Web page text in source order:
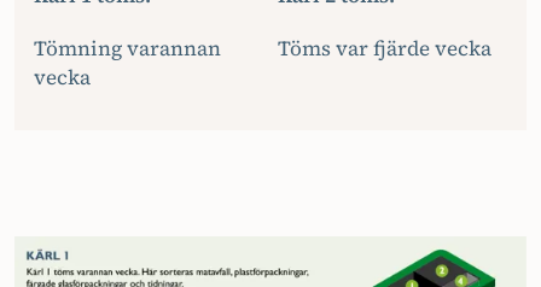
Tömning varannan
vecka
Töms var fjärde vecka